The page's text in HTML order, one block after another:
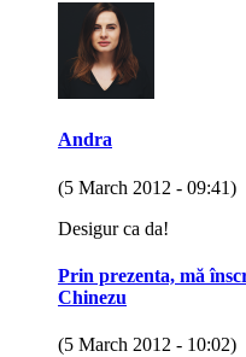
Andra
(5 March 2012 - 09:41)
Desigur ca da!
Prin prezenta, mă
Chinezu
(5 March 2012 - 10:02)